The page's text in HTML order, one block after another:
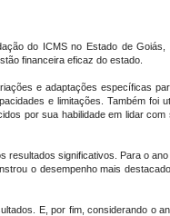
do ICMS no Estado de Goiás,
financeira eficaz do estado.
e adaptações específicas
e limitações. Também foi
por sua habilidade em lidar
resultados significativos. Para o
o desempenho mais
E, por fim, considerando o